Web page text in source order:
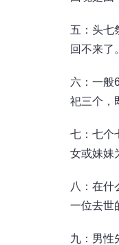
五：头七
回不来了
六：一般
祀三个，
七：七个
女或妹妹
八：在什
一位去世
九：男性